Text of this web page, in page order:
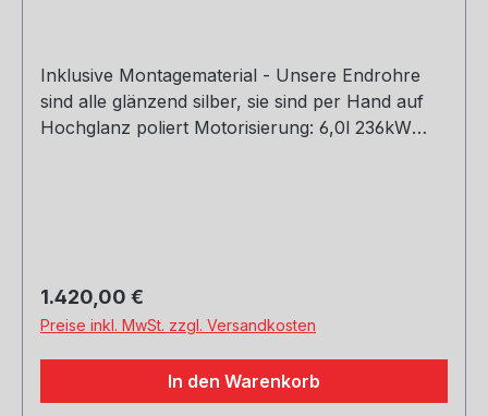
Inklusive Montagematerial - Unsere Endrohre
sind alle glänzend silber, sie sind per Hand auf
Hochglanz poliert Motorisierung: 6,0l 236kW
Regulärer Preis:
1.420,00 €
Preise inkl. MwSt. zzgl. Versandkosten
In den Warenkorb